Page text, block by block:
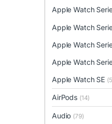
Apple Watch
Apple Watch
Apple Watch
Apple Watch
Apple Watch SE
AirPods (14)
Audio (79)